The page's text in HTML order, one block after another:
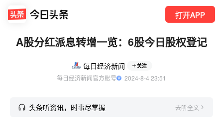
打开APP
A股分红派息转增一览：6股今日股权登记
每日经济新闻 关注
每日经济新闻官方账号
  2024-8-4 23:51
头条听资讯，时事尽掌握 去听全文